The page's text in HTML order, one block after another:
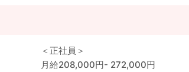
＜正社員＞
月給208,000円- 272,000円